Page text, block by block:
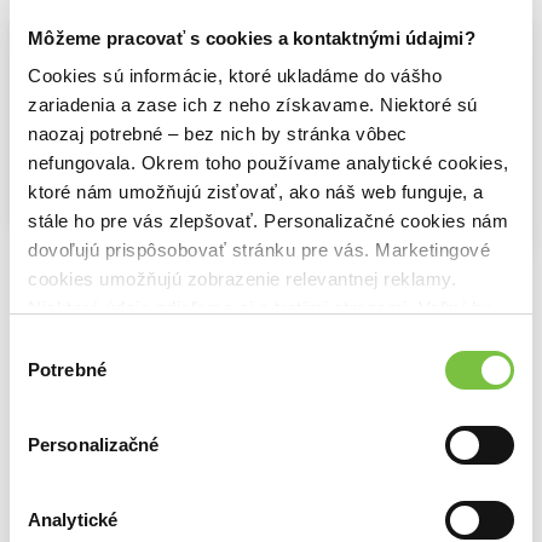
Môžeme pracovať s cookies a kontaktnými údajmi?
Cookies sú informácie, ktoré ukladáme do vášho
zariadenia a zase ich z neho získavame. Niektoré sú
naozaj potrebné – bez nich by stránka vôbec
nefungovala. Okrem toho používame analytické cookies,
ktoré nám umožňujú zisťovať, ako náš web funguje, a
stále ho pre vás zlepšovať. Personalizačné cookies nám
dovoľujú prispôsobovať stránku pre vás. Marketingové
cookies umožňujú zobrazenie relevantnej reklamy.
cookies.
súhlasu
Potrebné
Personalizačné
Analytické
Na sklade
Start With Yourself
Emma Grede
Na sklade
Patriot
Alexej Navaľnyj
Na sklade
Originálni
2,29€
Ďalšie z kategórie Škola fotografie